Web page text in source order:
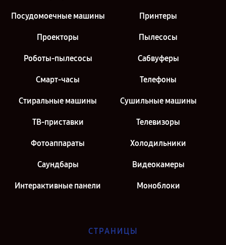
Посудомоечные машины Принтеры
Проекторы Пылесосы
Роботы-пылесосы Сабвуферы
Смарт-часы Телефоны
Стиральные машины Сушильные машины
ТВ-приставки Телевизоры
Фотоаппараты Холодильники
Саундбары Видеокамеры
Интерактивные панели Моноблоки
СТРАНИЦЫ